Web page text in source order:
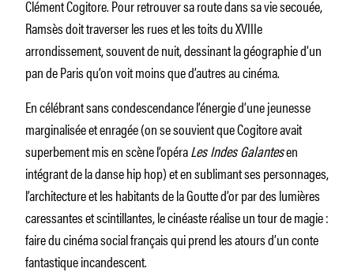
Clément Cogitore. Pour retrouver sa route dans sa vie secouée,
Ramsès doit traverser les rues et les toits du XVIIIe
arrondissement, souvent de nuit, dessinant la géographie d’un
pan de Paris qu’on voit moins que d’autres au cinéma.
En célébrant sans condescendance l’énergie d’une jeunesse
marginalisée et enragée (on se souvient que Cogitore avait
superbement mis en scène l’opéraLes Indes Galantesen
intégrant de la danse hip hop) et en sublimant ses personnages,
l’architecture et les habitants de la Goutte d’or par des lumières
caressantes et scintillantes, le cinéaste réalise un tour de magie :
faire du cinéma social français qui prend les atours d’un conte
fantastique incandescent.